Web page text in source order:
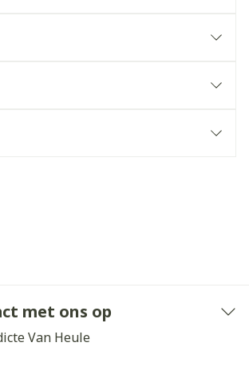
met ons op
Van Heule